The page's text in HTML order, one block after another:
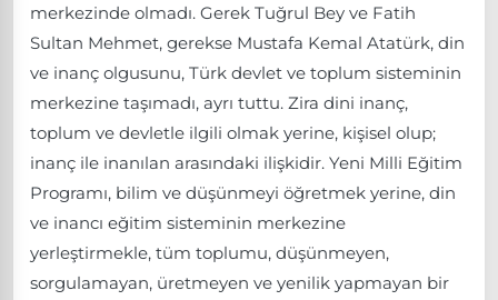
merkezinde olmadı. Gerek Tuğrul Bey ve Fatih
Sultan Mehmet, gerekse Mustafa Kemal Atatürk, din
ve inanç olgusunu, Türk devlet ve toplum sisteminin
merkezine taşımadı, ayrı tuttu. Zira dini inanç,
toplum ve devletle ilgili olmak yerine, kişisel olup;
inanç ile inanılan arasındaki ilişkidir. Yeni Milli Eğitim
Programı, bilim ve düşünmeyi öğretmek yerine, din
ve inancı eğitim sisteminin merkezine
yerleştirmekle, tüm toplumu, düşünmeyen,
sorgulamayan, üretmeyen ve yenilik yapmayan bir